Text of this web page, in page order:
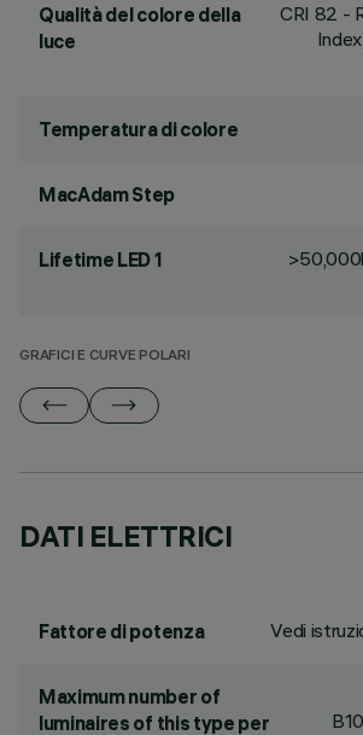
Qualità del colore della
luce
CRI 82 -
Temperatura di colore
MacAdam Step
Lifetime LED 1
GRAFICI E CURVE POLARI
DATI ELETTRICI
Fattore di potenza Vedi
Maximum number of
luminaires of this type per